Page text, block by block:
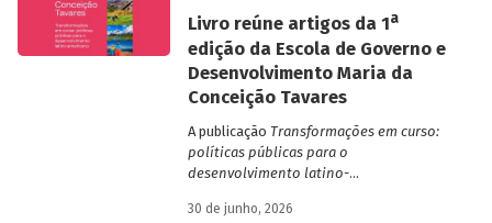
Livro reúne artigos da 1a
edição da Escola de Governo e
Desenvolvimento Maria da
Conceição Tavares
A publicação Transformações em curso:
políticas públicas para o
desenvolvimento latino-
da Escola de Governo e Desenvolvimento
30 de junho, 2026